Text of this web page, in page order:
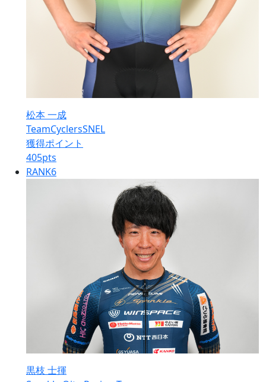
松本 一成
TeamCyclersSNEL
獲得ポイント
405pts
RANK6
黒枝 士揮